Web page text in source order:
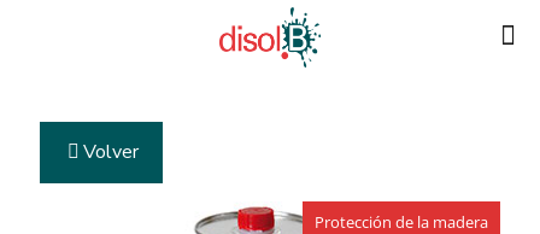
Volver
Protección de la madera